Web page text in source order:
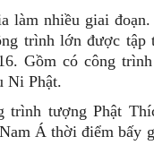
làm nhiều giai
trình lớn được tập
Gồm có công
Ni Phật.
trình tượng Phật
Á thời điểm bấy